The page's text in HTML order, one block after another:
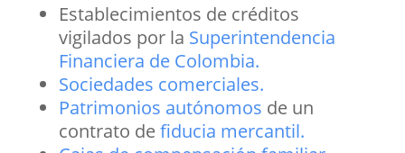
Establecimientos de créditos
vigilados por la Superintendencia
Financiera de Colombia.
Sociedades comerciales.
Patrimonios autónomos de un
contrato defiducia mercantil.